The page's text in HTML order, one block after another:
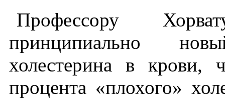
Профессору
принципиально
холестерина в крови,
процента «плохого»